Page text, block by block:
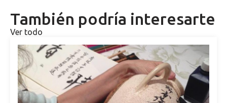
También podría interesarte
Ver todo